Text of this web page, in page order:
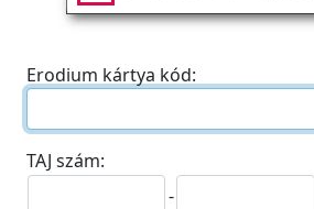
Erodium kártya kód:
TAJ szám:
-